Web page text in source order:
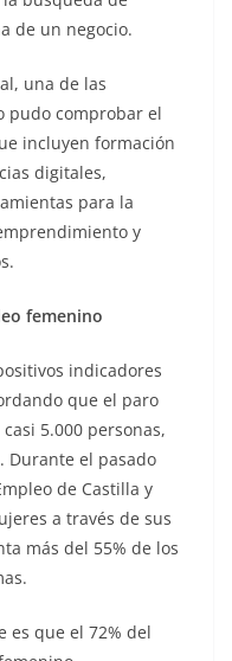
de un negocio.
una de las
pudo comprobar el
incluyen formación
digitales,
para la
y
femenino
indicadores
que el paro
5.000 personas,
Durante el pasado
de Castilla y
a través de sus
más del 55% de los
es que el 72% del